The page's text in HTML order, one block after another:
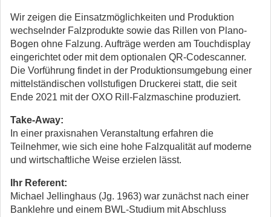
Wir zeigen die Einsatzmöglichkeiten und Produktion
wechselnder Falzprodukte sowie das Rillen von Plano-
Bogen ohne Falzung. Aufträge werden am Touchdisplay
eingerichtet oder mit dem optionalen QR-Codescanner.
Die Vorführung findet in der Produktionsumgebung einer
mittelständischen vollstufigen Druckerei statt, die seit
Ende 2021 mit der OXO Rill-Falzmaschine produziert.
Take-Away:
In einer praxisnahen Veranstaltung erfahren die
Teilnehmer, wie sich eine hohe Falzqualität auf moderne
und wirtschaftliche Weise erzielen lässt.
Ihr Referent:
Michael Jellinghaus (Jg. 1963) war zunächst nach einer
Banklehre und einem BWL-Studium mit Abschluss